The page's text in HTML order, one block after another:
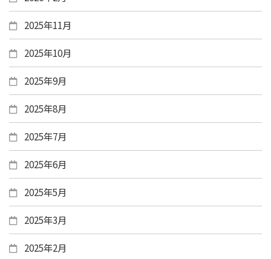
2025年11月
2025年10月
2025年9月
2025年8月
2025年7月
2025年6月
2025年5月
2025年3月
2025年2月